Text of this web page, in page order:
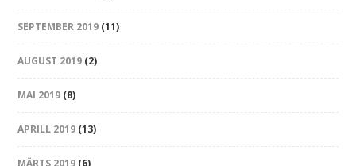
SEPTEMBER 2019 (11)
AUGUST 2019 (2)
MAI 2019 (8)
APRILL 2019 (13)
MÄRTS 2019 (6)